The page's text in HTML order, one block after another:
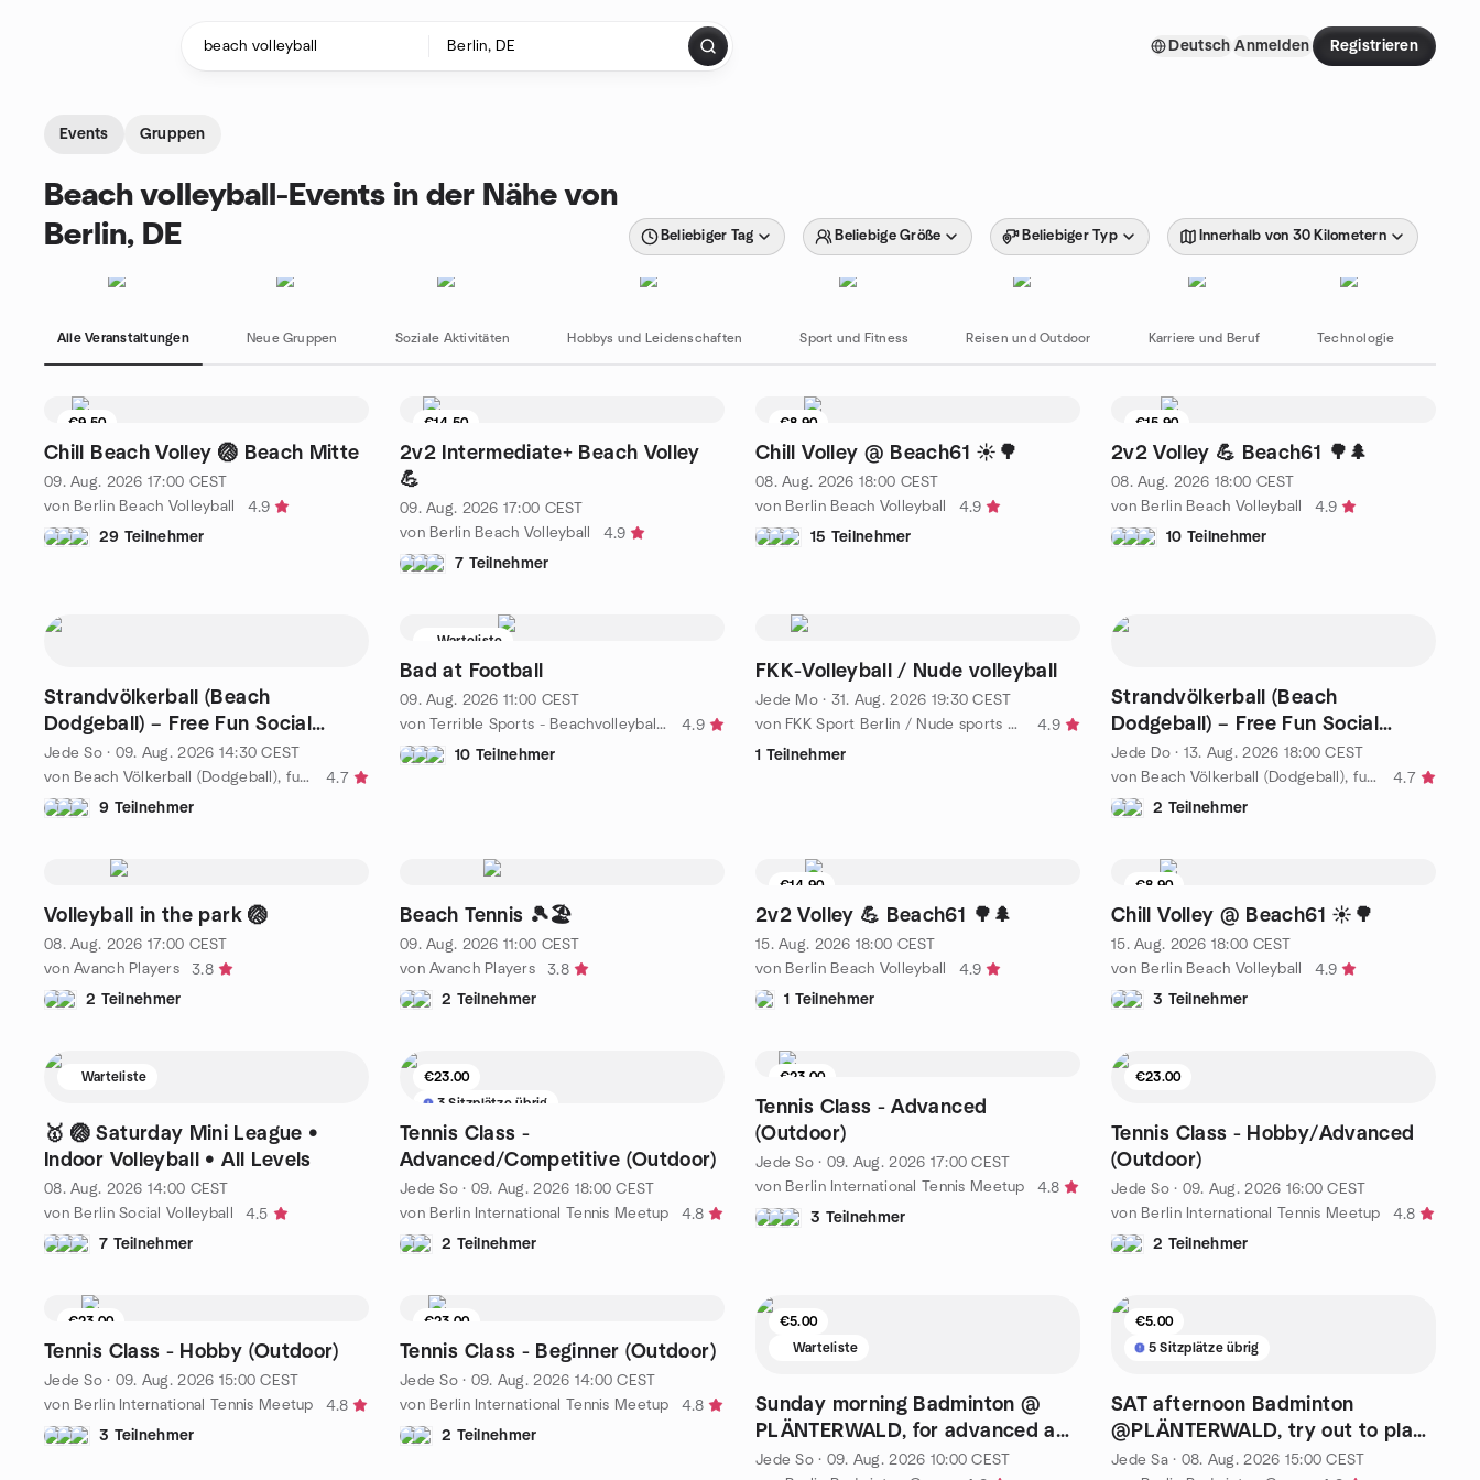
Deutsch Anmelden Registrieren
Events Gruppen
Beach volleyball-Events in der Nähe von
Berlin, DE
Beliebiger Tag Beliebige Größe Beliebiger Typ Innerhalb von 30 Kilometern
Alle Veranstaltungen Neue Gruppen Soziale Aktivitäten Hobbys und Leidenschaften Sport und Fitness Reisen und Outdoor Karriere und Beruf Technologie
€9.50
6 Sitzplätze übrig
Chill Beach Volley 🏐 Beach Mitte
09. Aug. 2026 17:00 CEST
von Berlin Beach Volleyball
4.9
29 Teilnehmer
€14.50
5 Sitzplätze übrig
2v2 Intermediate+ Beach Volley
💪
09. Aug. 2026 17:00 CEST
von Berlin Beach Volleyball
4.9
7 Teilnehmer
€8.90
Warteliste
Chill Volley @ Beach61 ☀️🌳
08. Aug. 2026 18:00 CEST
von Berlin Beach Volleyball
4.9
15 Teilnehmer
€15.90
4 Sitzplätze übrig
2v2 Volley 💪 Beach61 🌳🌲
08. Aug. 2026 18:00 CEST
von Berlin Beach Volleyball
4.9
10 Teilnehmer
Strandvölkerball (Beach
Dodgeball) – Free Fun Social
Sport on Sand in Berlin
Jede So· 09. Aug. 2026 14:30 CEST
von Beach Völkerball (Dodgeball), fun meetup, mixed, all levels
4.7
9 Teilnehmer
Warteliste
Bad at Football
09. Aug. 2026 11:00 CEST
von Terrible Sports - Beachvolleyball and more
4.9
10 Teilnehmer
FKK-Volleyball / Nude volleyball
Jede Mo· 31. Aug. 2026 19:30 CEST
von FKK Sport Berlin / Nude sports Berlin
4.9
1 Teilnehmer
Strandvölkerball (Beach
Dodgeball) – Free Fun Social
Sport on Sand in Berlin
Jede Do· 13. Aug. 2026 18:00 CEST
von Beach Völkerball (Dodgeball), fun meetup, mixed, all levels
4.7
2 Teilnehmer
Volleyball in the park 🏐
08. Aug. 2026 17:00 CEST
von Avanch Players
3.8
2 Teilnehmer
Beach Tennis 🎾🏖️
09. Aug. 2026 11:00 CEST
von Avanch Players
3.8
2 Teilnehmer
€14.90
9 Sitzplätze übrig
2v2 Volley 💪 Beach61 🌳🌲
15. Aug. 2026 18:00 CEST
von Berlin Beach Volleyball
4.9
1 Teilnehmer
€8.90
Chill Volley @ Beach61 ☀️🌳
15. Aug. 2026 18:00 CEST
von Berlin Beach Volleyball
4.9
3 Teilnehmer
Warteliste
🥇 🏐 Saturday Mini League •
Indoor Volleyball • All Levels
08. Aug. 2026 14:00 CEST
von Berlin Social Volleyball
4.5
7 Teilnehmer
€23.00
3 Sitzplätze übrig
Tennis Class -
Advanced/Competitive (Outdoor)
Jede So· 09. Aug. 2026 18:00 CEST
von Berlin International Tennis Meetup
4.8
2 Teilnehmer
€23.00
Tennis Class - Advanced
(Outdoor)
Jede So· 09. Aug. 2026 17:00 CEST
von Berlin International Tennis Meetup
4.8
3 Teilnehmer
€23.00
Tennis Class - Hobby/Advanced
(Outdoor)
Jede So· 09. Aug. 2026 16:00 CEST
von Berlin International Tennis Meetup
4.8
2 Teilnehmer
€23.00
2 Sitzplätze übrig
Tennis Class - Hobby (Outdoor)
Jede So· 09. Aug. 2026 15:00 CEST
von Berlin International Tennis Meetup
4.8
3 Teilnehmer
€23.00
2 Sitzplätze übrig
Tennis Class - Beginner (Outdoor)
Jede So· 09. Aug. 2026 14:00 CEST
von Berlin International Tennis Meetup
4.8
2 Teilnehmer
€5.00
Warteliste
Sunday morning Badminton @
PLÄNTERWALD, for advanced and
profis, start 10:00
Jede So· 09. Aug. 2026 10:00 CEST
€5.00
5 Sitzplätze übrig
SAT afternoon Badminton
@PLÄNTERWALD, try out to play
with club, 15:00-17:30
Jede Sa· 08. Aug. 2026 15:00 CEST